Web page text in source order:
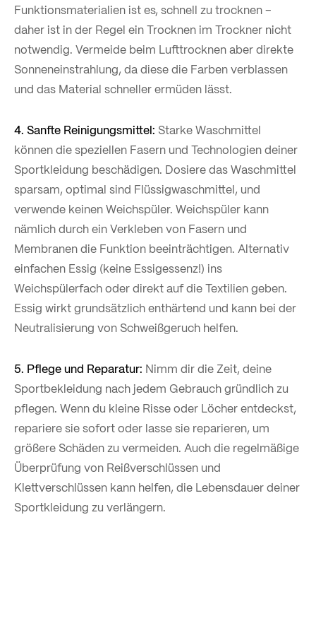
Funktionsmaterialien ist es, schnell zu trocknen –
daher ist in der Regel ein Trocknen im Trockner nicht
notwendig. Vermeide beim Lufttrocknen aber direkte
Sonneneinstrahlung, da diese die Farben verblassen
und das Material schneller ermüden lässt.
4. Sanfte Reinigungsmittel: Starke Waschmittel
können die speziellen Fasern und Technologien deiner
Sportkleidung beschädigen. Dosiere das Waschmittel
sparsam, optimal sind Flüssigwaschmittel, und
verwende keinen Weichspüler. Weichspüler kann
nämlich durch ein Verkleben von Fasern und
Membranen die Funktion beeinträchtigen. Alternativ
einfachen Essig (keine Essigessenz!) ins
Weichspülerfach oder direkt auf die Textilien geben.
Essig wirkt grundsätzlich enthärtend und kann bei der
Neutralisierung von Schweißgeruch helfen.
5. Pflege und Reparatur: Nimm dir die Zeit, deine
Sportbekleidung nach jedem Gebrauch gründlich zu
pflegen. Wenn du kleine Risse oder Löcher entdeckst,
repariere sie sofort oder lasse sie reparieren, um
größere Schäden zu vermeiden. Auch die regelmäßige
Überprüfung von Reißverschlüssen und
Klettverschlüssen kann helfen, die Lebensdauer deiner
Sportkleidung zu verlängern.